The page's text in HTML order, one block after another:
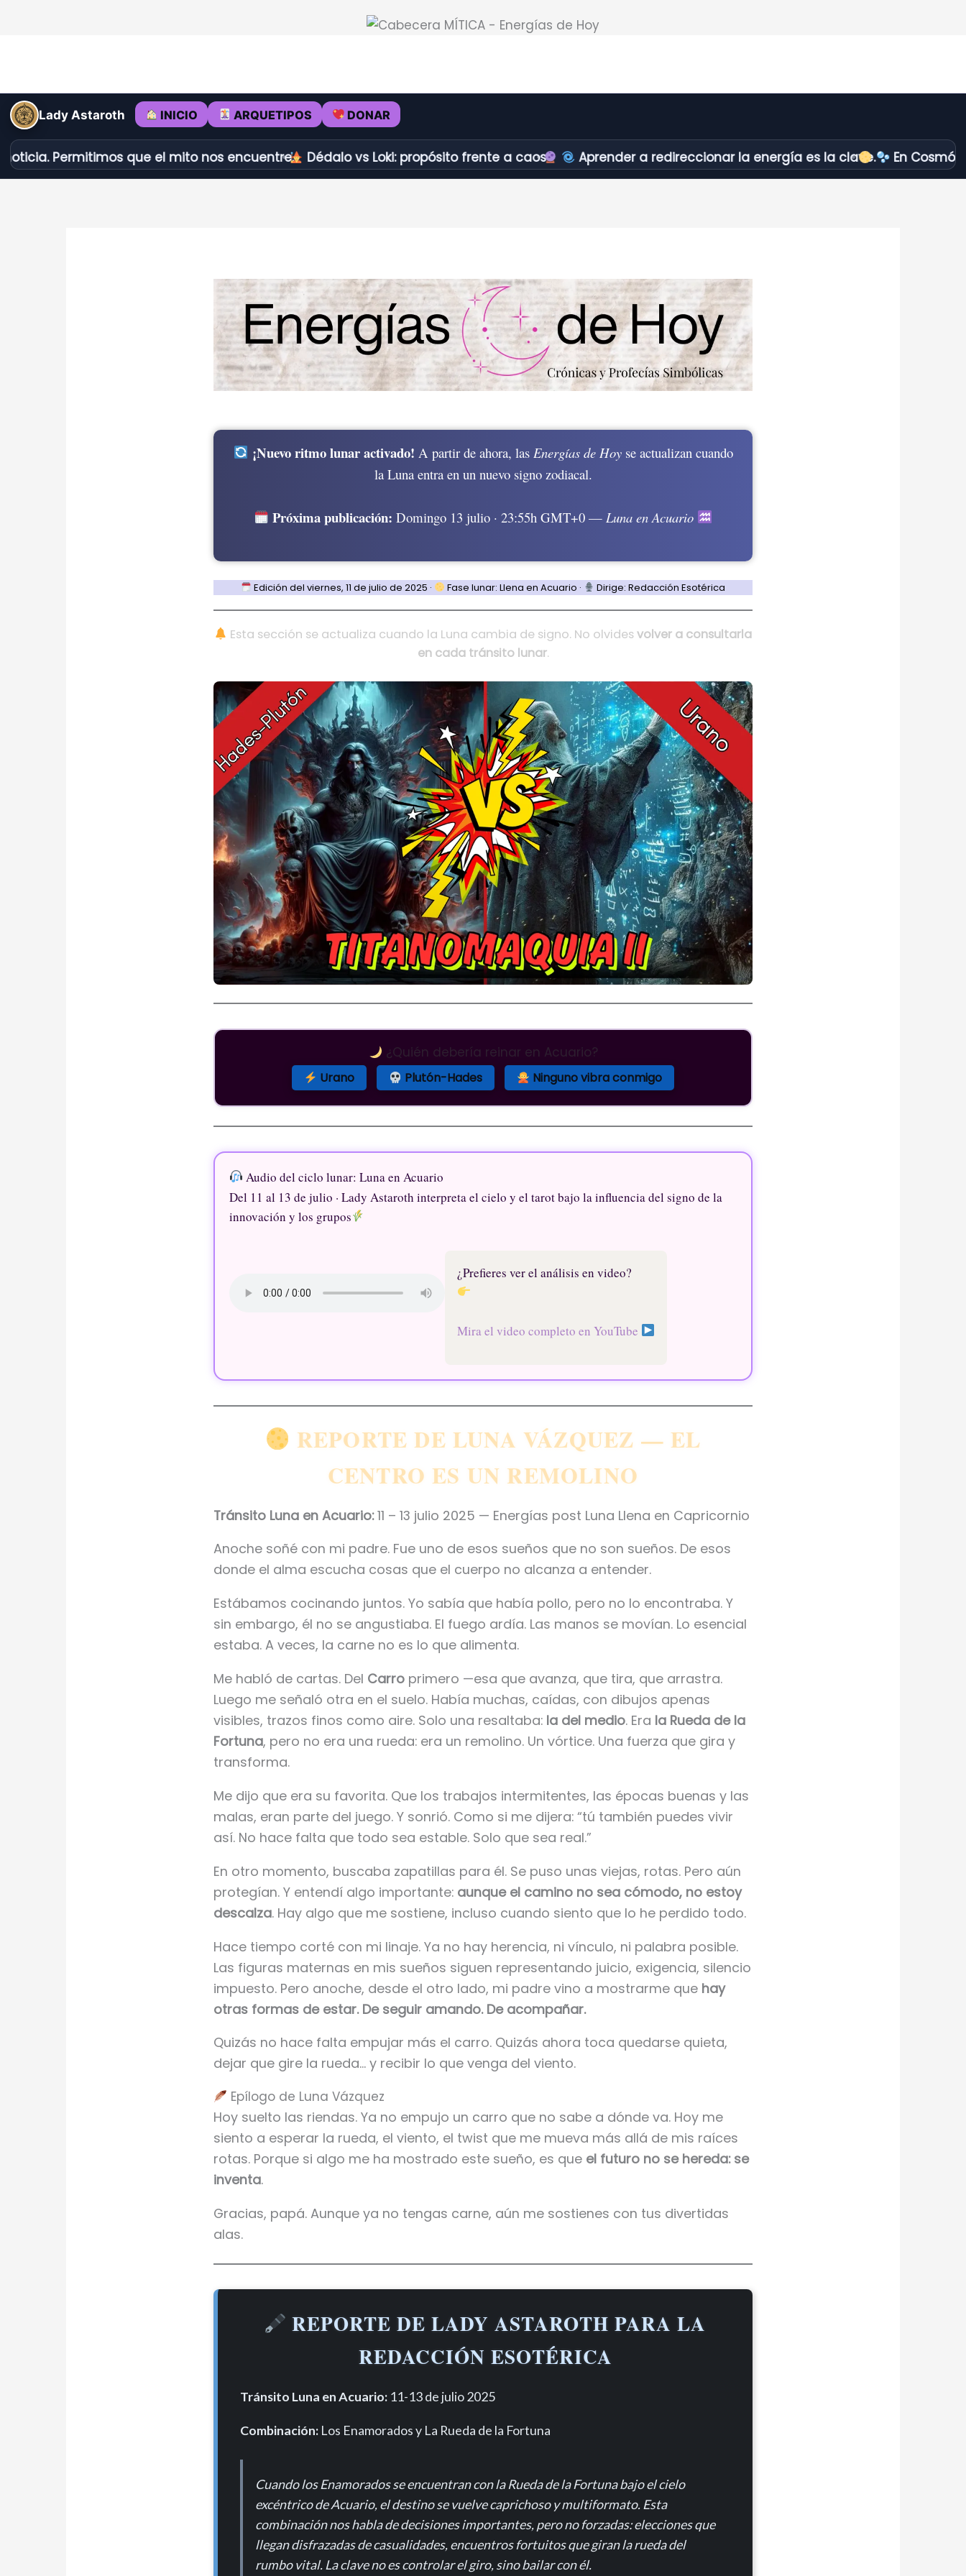
Lady Astaroth INICIO ARQUETIPOS DONAR
que el mito nos encuentre. Dédalo vs Loki: propósito frente a caos. Aprender a redireccionar la energía es la clave. En Cosmópolis no
¡Nuevo ritmo lunar activado! A partir de ahora, las Energías de Hoyse actualizan cuando
la Luna entra en un nuevo signo zodiacal.
Próxima publicación: Domingo 13 julio · 23:55h GMT+0 — Luna en Acuario
Edición del viernes, 11 de julio de 2025 · Fase lunar: Llena en Acuario · Dirige: Redacción Esotérica
Esta sección se actualiza cuando la Luna cambia de signo. No olvidesvolver a consultarla
en cada tránsito lunar.
¿Quién debería reinar en Acuario?
Urano Plutón-Hades Ninguno vibra conmigo
Audio del ciclo lunar: Luna en Acuario
Del 11 al 13 de julio · Lady Astaroth interpreta el cielo y el tarot bajo la influencia del signo de la
innovación y los grupos
¿Prefieres ver el análisis en video?
Mira el video completo en YouTube
REPORTE DE LUNA VÁZQUEZ — EL
CENTRO ES UN REMOLINO
Tránsito Luna en Acuario:11 – 13 julio 2025 — Energías post Luna Llena en Capricornio
Anoche soñé con mi padre. Fue uno de esos sueños que no son sueños. De esos
donde el alma escucha cosas que el cuerpo no alcanza a entender.
Estábamos cocinando juntos. Yo sabía que había pollo, pero no lo encontraba. Y
sin embargo, él no se angustiaba. El fuego ardía. Las manos se movían. Lo esencial
estaba. A veces, la carne no es lo que alimenta.
Me habló de cartas. Del Carro primero —esa que avanza, que tira, que arrastra.
Luego me señaló otra en el suelo. Había muchas, caídas, con dibujos apenas
visibles, trazos finos como aire. Solo una resaltaba: la del medio. Era la Rueda de la
Fortuna, pero no era una rueda: era un remolino. Un vórtice. Una fuerza que gira y
transforma.
Me dijo que era su favorita. Que los trabajos intermitentes, las épocas buenas y las
malas, eran parte del juego. Y sonrió. Como si me dijera: “tú también puedes vivir
así. No hace falta que todo sea estable. Solo que sea real.”
En otro momento, buscaba zapatillas para él. Se puso unas viejas, rotas. Pero aún
protegían. Y entendí algo importante: aunque el camino no sea cómodo, no estoy
descalza. Hay algo que me sostiene, incluso cuando siento que lo he perdido todo.
Hace tiempo corté con mi linaje. Ya no hay herencia, ni vínculo, ni palabra posible.
Las figuras maternas en mis sueños siguen representando juicio, exigencia, silencio
impuesto. Pero anoche, desde el otro lado, mi padre vino a mostrarme que hay
otras formas de estar. De seguir amando. De acompañar.
Quizás no hace falta empujar más el carro. Quizás ahora toca quedarse quieta,
dejar que gire la rueda… y recibir lo que venga del viento.
Epílogo de Luna Vázquez
Hoy suelto las riendas. Ya no empujo un carro que no sabe a dónde va. Hoy me
siento a esperar la rueda, el viento, el twist que me mueva más allá de mis raíces
rotas. Porque si algo me ha mostrado este sueño, es que el futuro no se hereda: se
inventa.
Gracias, papá. Aunque ya no tengas carne, aún me sostienes con tus divertidas
alas.
REPORTE DE LADY ASTAROTH PARA LA
REDACCIÓN ESOTÉRICA
Tránsito Luna en Acuario:11-13 de julio 2025
Combinación:Los Enamorados y La Rueda de la Fortuna
Cuando los Enamorados se encuentran con la Rueda de la Fortuna bajo el cielo
excéntrico de Acuario, el destino se vuelve caprichoso y multiformato. Esta
combinación nos habla de decisiones importantes, pero no forzadas: elecciones que
llegan disfrazadas de casualidades, encuentros fortuitos que giran la rueda del
rumbo vital. La clave no es controlar el giro, sino bailar con él.